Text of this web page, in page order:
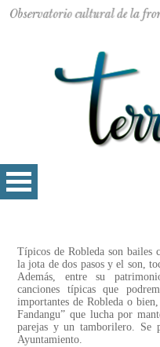
Típicos de Robleda son
la jota de dos pasos y el son,
Además, entre su
canciones típicas que
importantes de Robleda o
Fandangu” que lucha por
parejas y un tamborilero. Se
Ayuntamiento.